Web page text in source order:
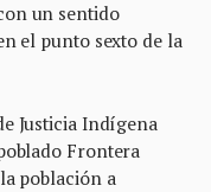
un sentido
el punto sexto de la
Justicia Indígena
Frontera
población a